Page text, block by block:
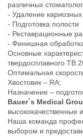
различных
- Удаление
- Подготовка полости
- Реставрационные
- Финишная
Основные
твердосплавного
Оптимальная
Хвостовик – RA;
Назначение –
Bauer`s Medical
высококачественные
Наша команда
выбором и